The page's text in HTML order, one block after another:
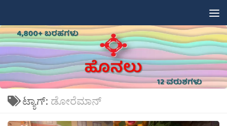
ಟ್ಯಾಗ್: ಡೋರೆಮಾನ್